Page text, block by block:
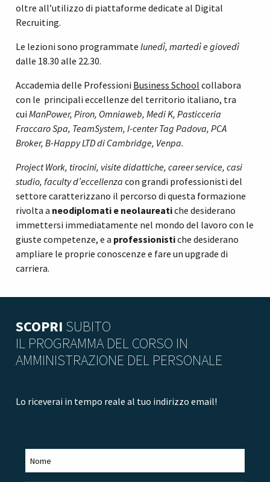
oltre all’utilizzo di piattaforme dedicate al Digital
Recruiting.
Le lezioni sono programmate lunedì, martedì e giovedì
dalle 18.30 alle 22.30.
Accademia delle Professioni Business School collabora
con le principali eccellenze del territorio italiano, tra
cui ManPower, Piron, Omniaweb, Medi K, Pasticceria
Fraccaro Spa, TeamSystem, I-center Tag Padova, PCA
Broker, B-Happy LTD di Cambridge, Venpa.
Project Work, tirocini, visite didattiche, career service, casi
studio, faculty d’eccellenza con grandi professionisti del
settore caratterizzano il percorso di questa formazione
rivolta a neodiplomati e neolaureatiche desiderano
immettersi immediatamente nel mondo del lavoro con le
giuste competenze, e a professionistiche desiderano
ampliare le proprie conoscenze e fare un upgrade di
carriera.
SCOPRI SUBITO
IL PROGRAMMA DEL CORSO IN
AMMINISTRAZIONE DEL PERSONALE
Lo riceverai in tempo reale al tuo indirizzo email!